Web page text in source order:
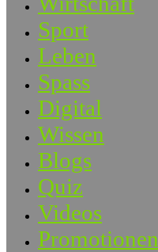
Sport
Leben
Spass
Digital
Wissen
Blogs
Quiz
Videos
Promotionen